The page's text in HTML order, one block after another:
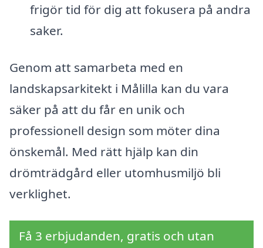
frigör tid för dig att fokusera på andra
saker.
Genom att samarbeta med en
landskapsarkitekt i Målilla kan du vara
säker på att du får en unik och
professionell design som möter dina
önskemål. Med rätt hjälp kan din
drömträdgård eller utomhusmiljö bli
verklighet.
Få 3 erbjudanden, gratis och utan